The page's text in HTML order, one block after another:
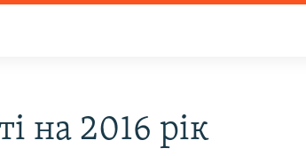
на 2016 рік